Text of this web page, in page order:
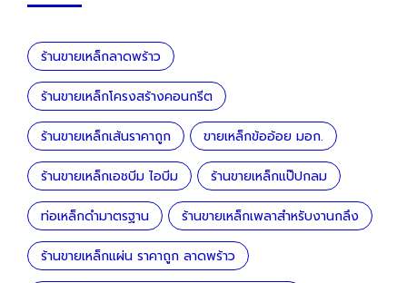
ร้านขายเหล็กลาดพร้าว
ร้านขายเหล็กโครงสร้างคอนกรีต
ร้านขายเหล็กเส้นราคาถูก ขายเหล็กข้ออ้อย มอก.
ร้านขายเหล็กเอชบีม ไอบีม ร้านขายเหล็กแป๊ปกลม
ท่อเหล็กดำมาตรฐาน ร้านขายเหล็กเพลาสำหรับงานกลึง
ร้านขายเหล็กแผ่น ราคาถูก ลาดพร้าว